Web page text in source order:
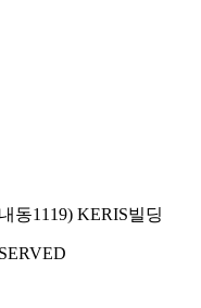
동1119) KERIS빌딩